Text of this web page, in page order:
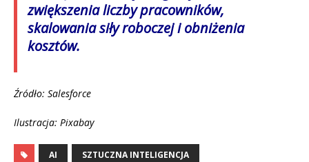
zwiększenia liczby pracowników,
skalowania siły roboczej i obniżenia
kosztów.
Źródło: Salesforce
Ilustracja: Pixabay
AI SZTUCZNA INTELIGENCJA